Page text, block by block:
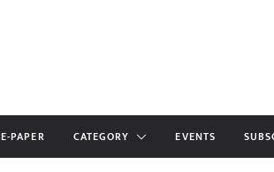
E-PAPER CATEGORY EVENTS